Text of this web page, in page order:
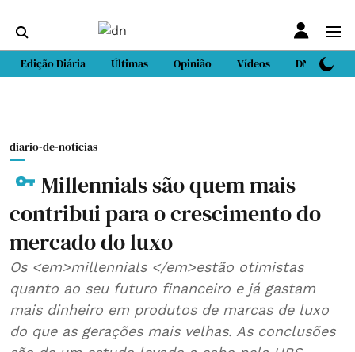
Edição Diária Últimas Opinião Vídeos DN Sport
diario-de-noticias
Millennials são quem mais
contribui para o crescimento do
mercado do luxo
Os <em>millennials </em>estão otimistas
quanto ao seu futuro financeiro e já gastam
mais dinheiro em produtos de marcas de luxo
do que as gerações mais velhas. As conclusões